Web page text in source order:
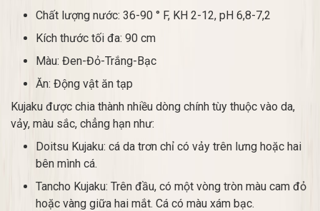
Chất lượng nước: 36-90 ° F, KH 2-12, pH 6,8-7,2
Kích thước tối đa: 90 cm
Màu: Đen-Đỏ-Trắng-Bạc
Ăn: Động vật ăn tạp
Kujaku được chia thành nhiều dòng chính tùy thuộc vào da,
vảy, màu sắc, chẳng hạn như:
Doitsu Kujaku: cá da trơn chỉ có vảy trên lưng hoặc hai
bên mình cá.
Tancho Kujaku: Trên đầu, có một vòng tròn màu cam đỏ
hoặc vàng giữa hai mắt. Cá có màu xám bạc.